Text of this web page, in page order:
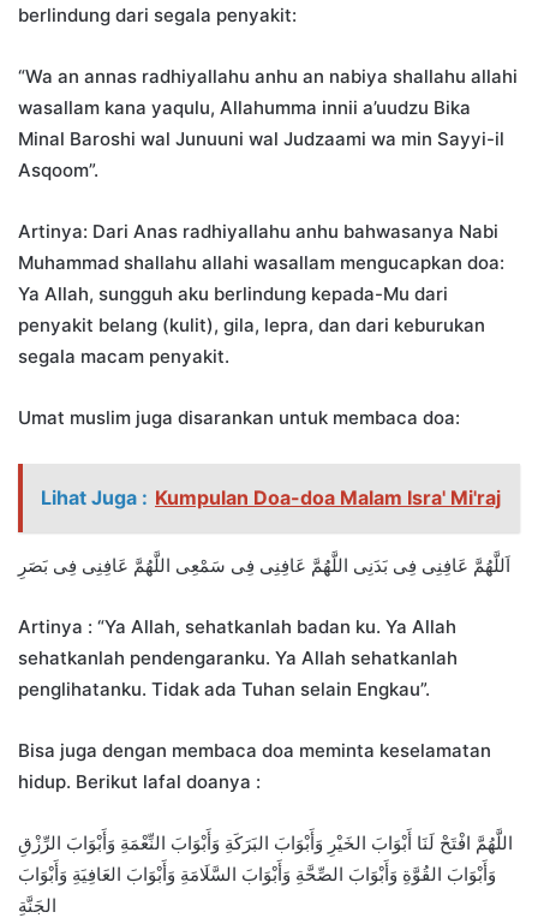
berlindung dari segala penyakit:
“Wa an annas radhiyallahu anhu an nabiya shallahu allahi
wasallam kana yaqulu, Allahumma innii a’uudzu Bika
Minal Baroshi wal Junuuni wal Judzaami wa min Sayyi-il
Asqoom”.
Artinya: Dari Anas radhiyallahu anhu bahwasanya Nabi
Muhammad shallahu allahi wasallam mengucapkan doa:
Ya Allah, sungguh aku berlindung kepada-Mu dari
penyakit belang (kulit), gila, lepra, dan dari keburukan
segala macam penyakit.
Umat muslim juga disarankan untuk membaca doa:
Lihat Juga : Kumpulan Doa-doa Malam Isra' Mi'raj
اَللَّهُمَّ عَافِنِى فِى بَدَنِى اللَّهُمَّ عَافِنِى فِى سَمْعِى اللَّهُمَّ عَافِنِى فِى بَصَرِ
Artinya : “Ya Allah, sehatkanlah badan ku. Ya Allah
sehatkanlah pendengaranku. Ya Allah sehatkanlah
penglihatanku. Tidak ada Tuhan selain Engkau”.
Bisa juga dengan membaca doa meminta keselamatan
hidup. Berikut lafal doanya :
اللَّهُمَّ افْتَحْ لَنَا أَبْوَابَ الخَيْرِ وَأَبْوَابَ البَرَكَةِ وَأَبْوَابَ النِّعْمَةِ وَأَبْوَابَ الرِّزْقِ
وَأَبْوَابَ القُوَّةِ وَأَبْوَابَ الصِّحَّةِ وَأَبْوَابَ السَّلَامَةِ وَأَبْوَابَ العَافِيَةِ وَأَبْوَابَ
الجَنَّةِ